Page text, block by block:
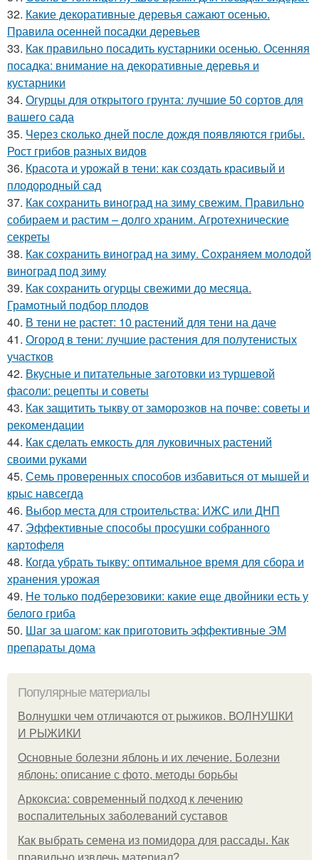
32. Какие декоративные деревья сажают осенью.
Правила осенней посадки деревьев
33. Как правильно посадить кустарники осенью. Осенняя
посадка: внимание на декоративные деревья и
кустарники
34. Огурцы для открытого грунта: лучшие 50 сортов для
вашего сада
35. Через сколько дней после дождя появляются грибы.
Рост грибов разных видов
36. Красота и урожай в тени: как создать красивый и
плодородный сад
37. Как сохранить виноград на зиму свежим. Правильно
собираем и растим – долго храним. Агротехнические
секреты
38. Как сохранить виноград на зиму. Сохраняем молодой
виноград под зиму
39. Как сохранить огурцы свежими до месяца.
Грамотный подбор плодов
40. В тени не растет: 10 растений для тени на даче
41. Огород в тени: лучшие растения для полутенистых
участков
42. Вкусные и питательные заготовки из туршевой
фасоли: рецепты и советы
43. Как защитить тыкву от заморозков на почве: советы и
рекомендации
44. Как сделать емкость для луковичных растений
своими руками
45. Семь проверенных способов избавиться от мышей и
крыс навсегда
46. Выбор места для строительства: ИЖС или ДНП
47. Эффективные способы просушки собранного
картофеля
48. Когда убрать тыкву: оптимальное время для сбора и
хранения урожая
49. Не только подберезовики: какие еще двойники есть у
белого гриба
50. Шаг за шагом: как приготовить эффективные ЭМ
препараты дома
Популярные материалы
Волнушки чем отличаются от рыжиков. ВОЛНУШКИ
И РЫЖИКИ
Основные болезни яблонь и их лечение. Болезни
яблонь: описание с фото, методы борьбы
Аркоксиа: современный подход к лечению
воспалительных заболеваний суставов
Как выбрать семена из помидора для рассады. Как
правильно извлечь материал?